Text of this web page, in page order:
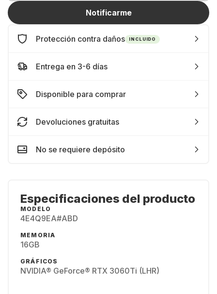
Notificarme
Protección contra daños INCLUIDO
Entrega en 3-6 días
Disponible para comprar
Devoluciones gratuitas
No se requiere depósito
Especificaciones del producto
MODELO
4E4Q9EA#ABD
MEMORIA
16GB
GRÁFICOS
NVIDIA® GeForce® RTX 3060Ti (LHR)